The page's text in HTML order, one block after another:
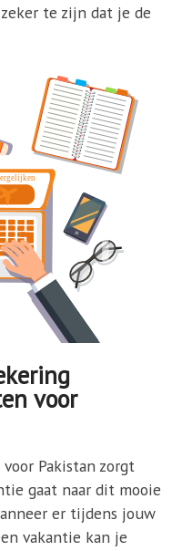
te zijn dat je de
voor
Pakistan zorgt
gaat naar dit mooie
er tijdens jouw
vakantie kan je